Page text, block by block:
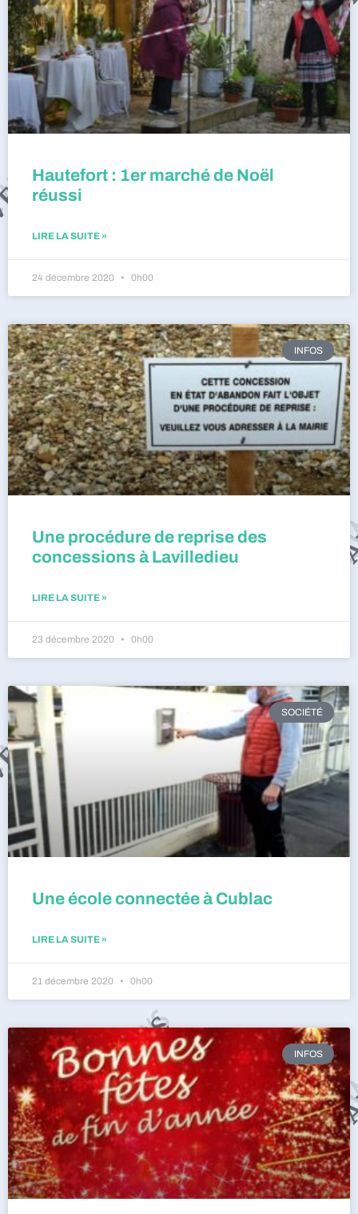
Hautefort : 1er marché de Noël
réussi
LIRE LA SUITE »
24 décembre 2020 0h00
INFOS
Une procédure de reprise des
concessions à Lavilledieu
LIRE LA SUITE »
23 décembre 2020 0h00
SOCIÉTÉ
Une école connectée à Cublac
LIRE LA SUITE »
21 décembre 2020 0h00
INFOS